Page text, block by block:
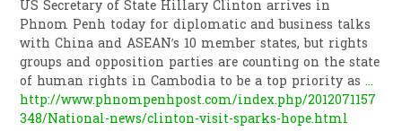
US Secretary of State Hillary Clinton arrives in
Phnom Penh today for diplomatic and business talks
with China and ASEAN’s 10 member states, but rights
groups and opposition parties are counting on the state
of human rights in Cambodia to be a top priority as...
http://www.phnompenhpost.com/index.php/2012071157
348/National-news/clinton-visit-sparks-hope.html